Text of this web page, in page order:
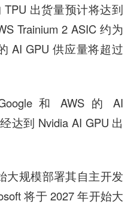
出货量预计将达到
Trainium 2 ASIC 约为
AI GPU 供应量将超过
和 AWS 的 AI
达到 Nvidia AI GPU 出
大规模部署其自主开发
将于 2027 年开始大